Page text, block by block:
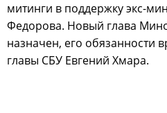
митинги в поддержку экс-
Федорова. Новый глава
назначен, его обязанности
главы СБУ Евгений Хмара.